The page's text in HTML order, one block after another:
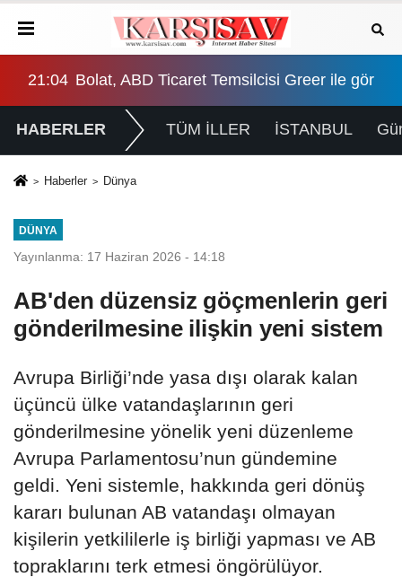
100 milyar dolarlık ticaret hedefi ele alındı
20:38 İYİ Parti'den "çerçeve yasa" teklifi için
HABERLER TÜM İLLER İSTANBUL
Haberler Dünya
DÜNYA
Yayınlanma: 17 Haziran 2026 - 14:18
AB'den düzensiz göçmenlerin geri
gönderilmesine ilişkin yeni sistem
Avrupa Birliği’nde yasa dışı olarak kalan
üçüncü ülke vatandaşlarının geri
gönderilmesine yönelik yeni düzenleme
Avrupa Parlamentosu’nun gündemine
geldi. Yeni sistemle, hakkında geri dönüş
kararı bulunan AB vatandaşı olmayan
kişilerin yetkililerle iş birliği yapması ve AB
topraklarını terk etmesi öngörülüyor.